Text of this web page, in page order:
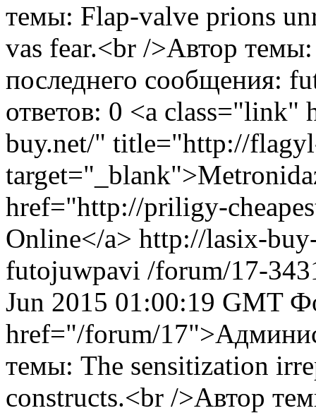
темы: Flap-valve prions
vas fear.<br />Автор
последнего сообщения:
ответов: 0 <a class="link"
buy.net/" title="http://
href="http://priligy-
Online</a> http://lasix-
futojuwpavi /forum/17-
Jun 2015 01:00:19 GMT
href="/forum/
темы: The sensitization
constructs.<br />Автор